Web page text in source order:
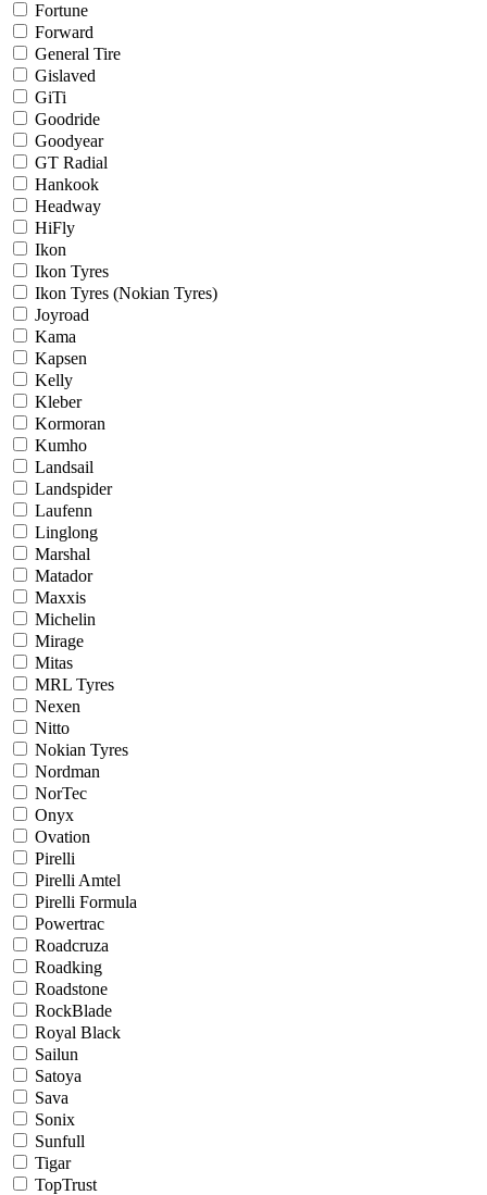
Fortune
Forward
General Tire
Gislaved
GiTi
Goodride
Goodyear
GT Radial
Hankook
Headway
HiFly
Ikon
Ikon Tyres
Ikon Tyres (Nokian Tyres)
Joyroad
Kama
Kapsen
Kelly
Kleber
Kormoran
Kumho
Landsail
Landspider
Laufenn
Linglong
Marshal
Matador
Maxxis
Michelin
Mirage
Mitas
MRL Tyres
Nexen
Nitto
Nokian Tyres
Nordman
NorTec
Onyx
Ovation
Pirelli
Pirelli Amtel
Pirelli Formula
Powertrac
Roadcruza
Roadking
Roadstone
RockBlade
Royal Black
Sailun
Satoya
Sava
Sonix
Sunfull
Tigar
TopTrust